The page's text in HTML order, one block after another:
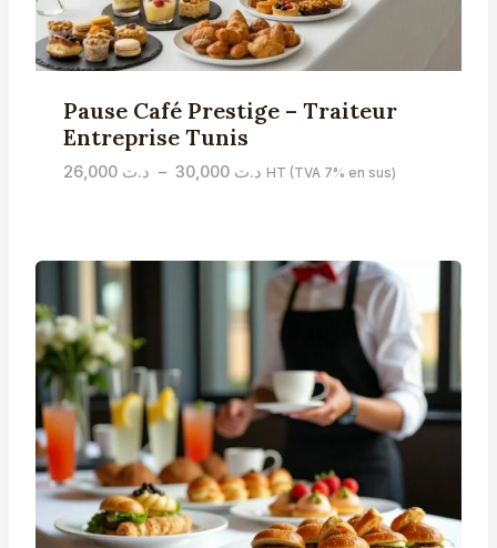
Pause Café Prestige – Traiteur
Entreprise Tunis
د.ت 26,000 – د.ت 30,000
Plage
د.ت 30,000
HT (TVA 7% en sus)